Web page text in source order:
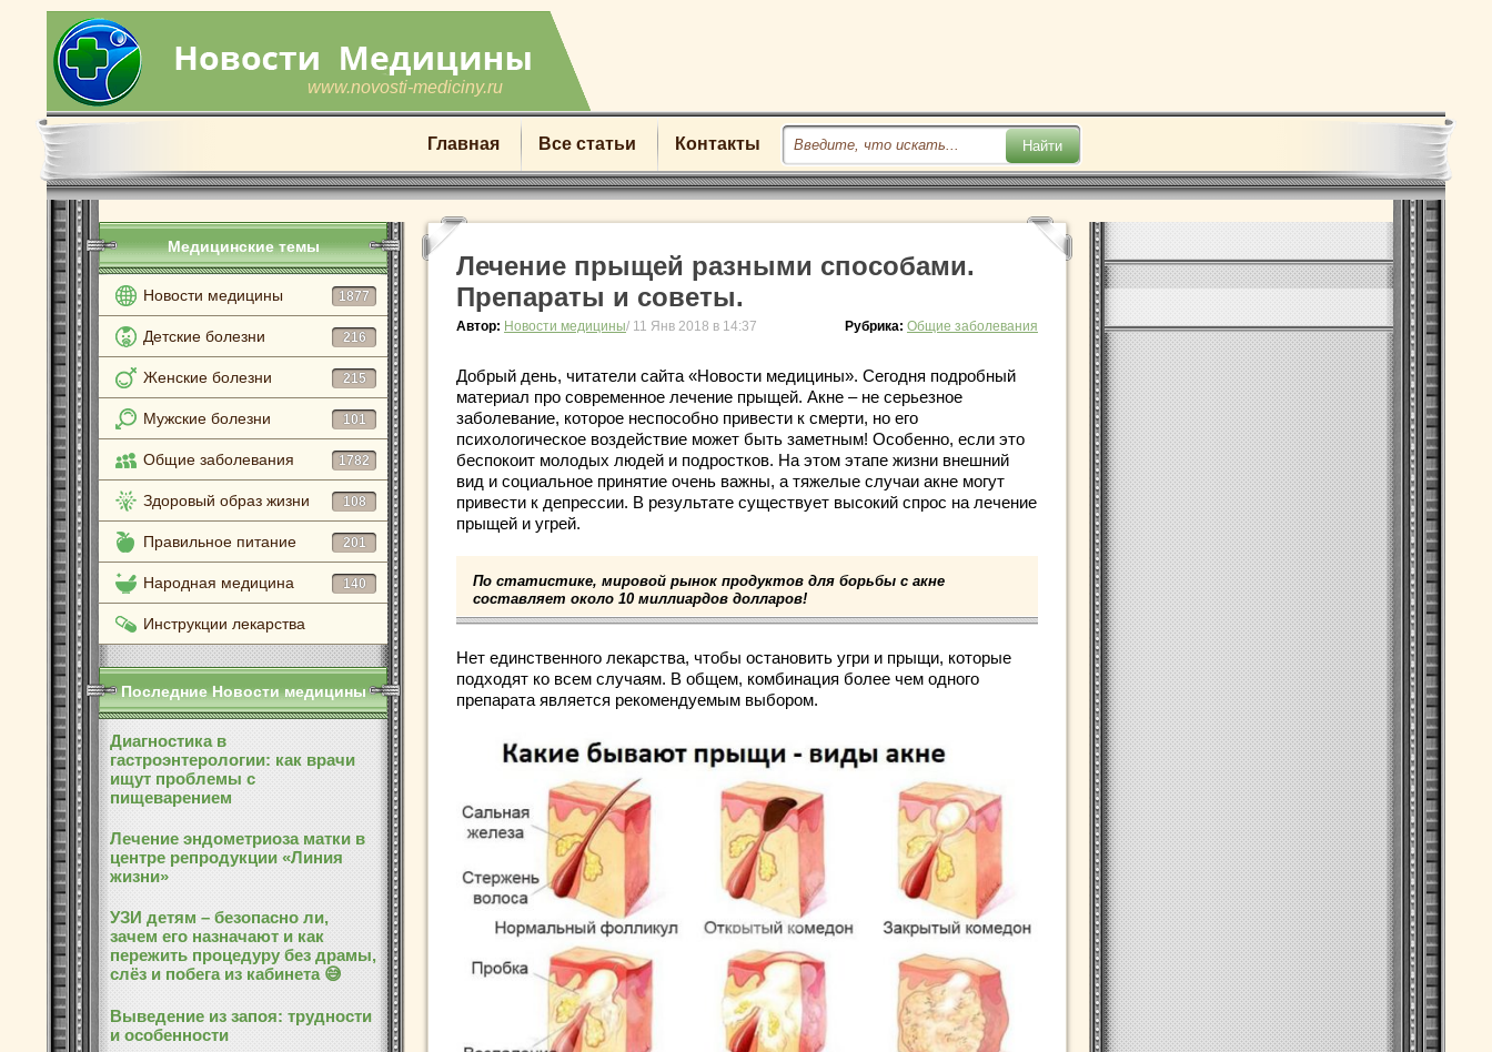
www.novosti-mediciny.ru
Главная Все статьи Контакты
Медицинские темы
Новости медицины 1877
Детские болезни 216
Женские болезни 215
Мужские болезни 101
Общие заболевания 1782
Здоровый образ жизни 108
Правильное питание 201
Народная медицина 140
Инструкции лекарства
Последние Новости медицины
Диагностика в
гастроэнтерологии: как врачи
ищут проблемы с
пищеварением
Лечение эндометриоза матки в
центре репродукции «Линия
жизни»
УЗИ детям – безопасно ли,
зачем его назначают и как
пережить процедуру без драмы,
слёз и побега из кабинета 😅
Выведение из запоя: трудности
и особенности
Лечение прыщей разными способами.
Препараты и советы.
Автор: Новости медицины/ 11 Янв 2018 в 14:37 Рубрика: Общие заболевания
Добрый день, читатели сайта «Новости медицины». Сегодня подробный
материал про современное лечение прыщей. Акне – не серьезное
заболевание, которое неспособно привести к смерти, но его
психологическое воздействие может быть заметным! Особенно, если это
беспокоит молодых людей и подростков. На этом этапе жизни внешний
вид и социальное принятие очень важны, а тяжелые случаи акне могут
привести к депрессии. В результате существует высокий спрос на лечение
прыщей и угрей.
По статистике, мировой рынок продуктов для борьбы с акне
составляет около 10 миллиардов долларов!
Нет единственного лекарства, чтобы остановить угри и прыщи, которые
подходят ко всем случаям. В общем, комбинация более чем одного
препарата является рекомендуемым выбором.